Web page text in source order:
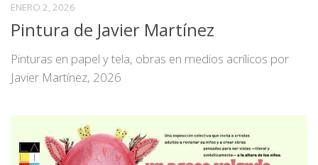
ENERO 2, 2026
Pintura de Javier Martínez
Pinturas en papel y tela, obras en medios acrílicos por
Javier Martínez, 2026